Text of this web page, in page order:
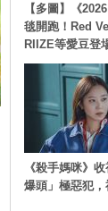
【多圖】《
毯開跑！Red
RIIZE等愛豆登
《殺手媽咪》
爆頭」極惡犯